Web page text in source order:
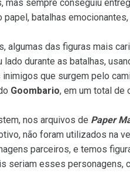
mas sempre conseguiu
batalhas
algumas das figuras mais
lado durante as batalhas,
que surgem pelo
Goombario, em um total de
nos arquivos de Paper
não foram utilizados na
parceiros, e temos
seriam esses personagens,